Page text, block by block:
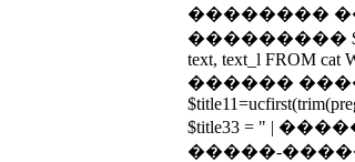
��������
���������
text, text_l FROM cat
������
$title33 = " |
�����-